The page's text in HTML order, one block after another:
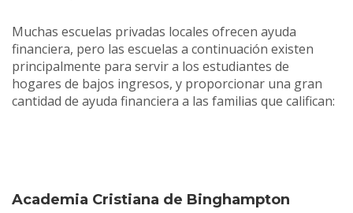
Muchas escuelas privadas locales ofrecen ayuda
financiera, pero las escuelas a continuación existen
principalmente para servir a los estudiantes de
hogares de bajos ingresos, y proporcionar una gran
cantidad de ayuda financiera a las familias que califican:
Academia Cristiana de Binghampton